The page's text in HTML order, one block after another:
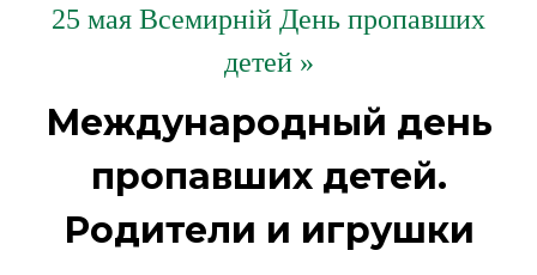
25 мая Всемирній День пропавших
детей »
Международный день
пропавших детей.
Родители и игрушки